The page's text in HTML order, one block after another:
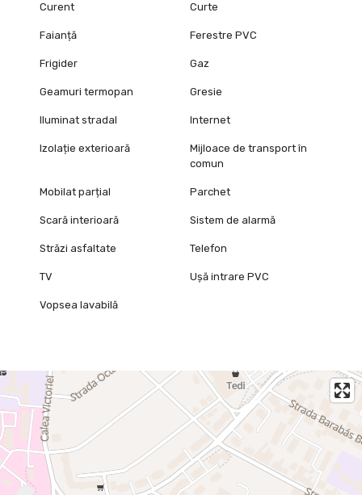
Curent Curte
Faianță Ferestre PVC
Frigider Gaz
Geamuri termopan Gresie
Iluminat stradal Internet
Izolație exterioară
Mijloace de transport în
comun
Mobilat parțial Parchet
Scară interioară Sistem de alarmă
Străzi asfaltate Telefon
TV Ușă intrare PVC
Vopsea lavabilă